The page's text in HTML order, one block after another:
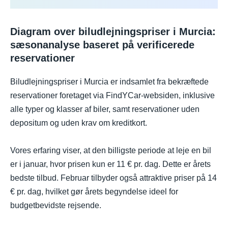
Diagram over biludlejningspriser i Murcia:
sæsonanalyse baseret på verificerede
reservationer
Biludlejningspriser i Murcia er indsamlet fra bekræftede
reservationer foretaget via FindYCar-websiden, inklusive
alle typer og klasser af biler, samt reservationer uden
depositum og uden krav om kreditkort.
Vores erfaring viser, at den billigste periode at leje en bil
er i januar, hvor prisen kun er 11 € pr. dag. Dette er årets
bedste tilbud. Februar tilbyder også attraktive priser på 14
€ pr. dag, hvilket gør årets begyndelse ideel for
budgetbevidste rejsende.